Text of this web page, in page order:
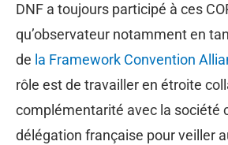
DNF a toujours participé à ces
qu’observateur notamment en
de la Framework Convention
rôle est de travailler en étroite
complémentarité avec la société
délégation française pour veiller